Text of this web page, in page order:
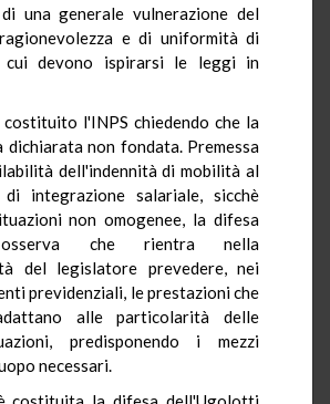
una generale vulnerazione del
e di uniformità di
cui devono ispirarsi le leggi in
costituito l'INPS chiedendo che la
dichiarata non fondata. Premessa
dell'indennità di mobilità al
integrazione salariale, sicchè
non omogenee, la difesa
osserva che rientra nella
del legislatore prevedere, nei
previdenziali, le prestazioni che
alle particolarità delle
predisponendo i mezzi
necessari.